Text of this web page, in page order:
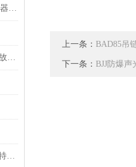
定期维护保养100A塑壳防爆断路器能帮助用户正确管理
及时解决BXK化工厂防爆控制箱故障是保障安全生产的关键
铝壳防爆分线箱各组成部件功能特点的详细介绍
上一条： BAD85吊
下一条： BJJ防爆